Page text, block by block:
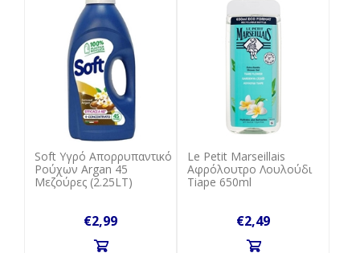
Soft Υγρό Απορρυπαντικό
Ρούχων Argan 45
Μεζούρες (2.25LT)
€2,99
Le Petit Marseillais
Αφρόλουτρο Λουλούδι
Tiape 650ml
€2,49